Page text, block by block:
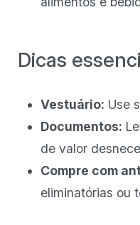
Dicas
Vestuário: Use
Documentos:
de valor
Compre com
eliminatórias ou